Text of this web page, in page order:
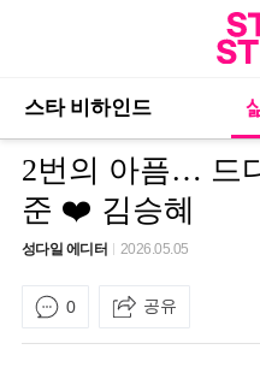
스타 비하인드
2번의 아픔… 드
준 ❤️ 김승혜
성다일 에디터 2026.05.05
0 공유